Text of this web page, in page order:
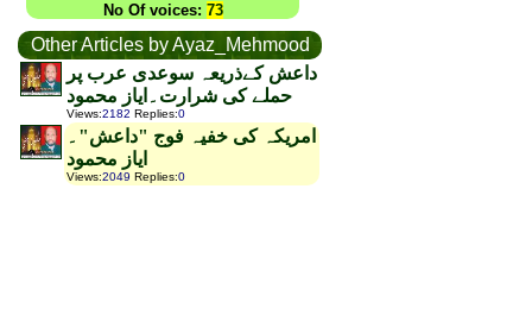
No Of voices: 73
Other Articles by Ayaz_Mehmood
داعش کےذریعہ سوعدی عرب پر
حملے کی شرارت۔ایاز محمود
Views:2182 Replies:0
امریکہ کی خفیہ فوج "داعش"۔
ایاز محمود
Views:2049 Replies:0